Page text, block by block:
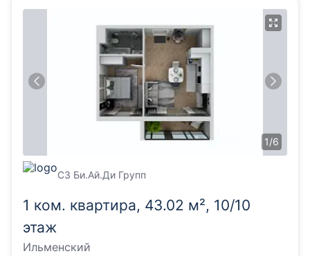
1/6
1 ком. квартира, 43.02 м², 10/10
этаж
Ильменский
СЗ Би.Ай.Ди Групп